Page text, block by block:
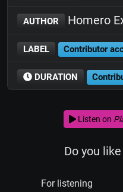
AUTHOR Homero
LABEL Contributor
DURATION
Listen on
Do you
For listening